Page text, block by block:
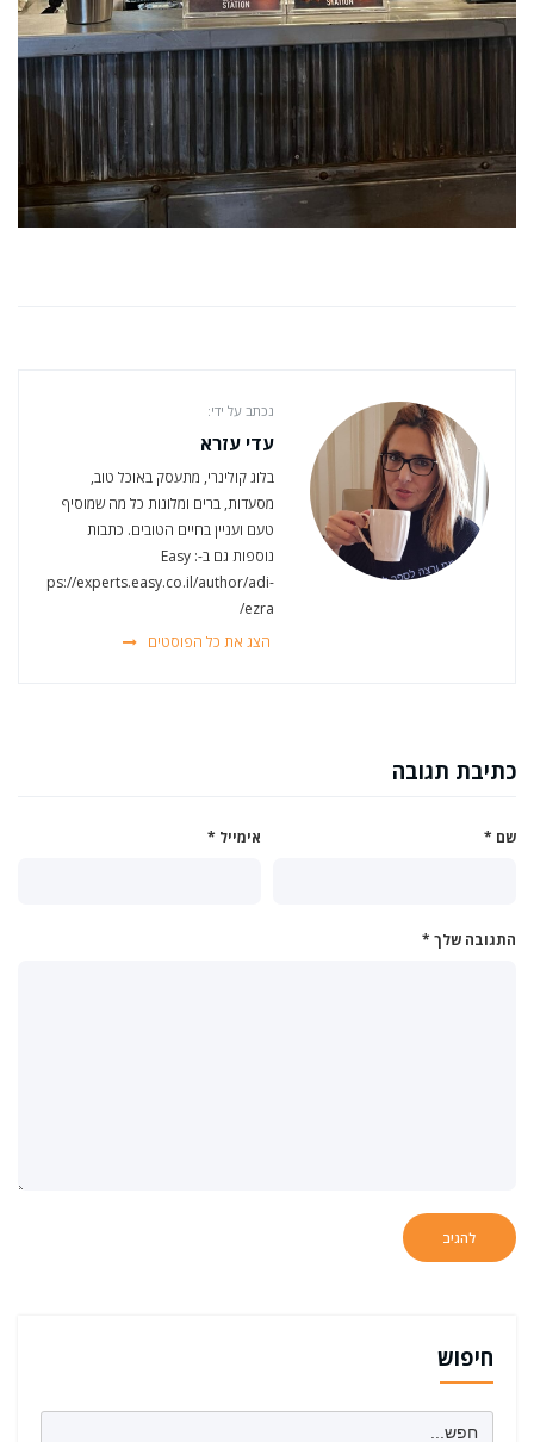
נכתב על ידי:
עדי עזרא
בלוג קולינרי, מתעסק באוכל טוב,
מסעדות, ברים ומלונות כל מה שמוסיף
טעם ועניין בחיים הטובים. כתבות
נוספות גם ב-Easy :
https://experts.easy.co.il/author/adi-
ezra/
הצג את כל הפוסטים
כתיבת תגובה
שם * אימייל *
התגובה שלך *
חיפוש
Search
for: